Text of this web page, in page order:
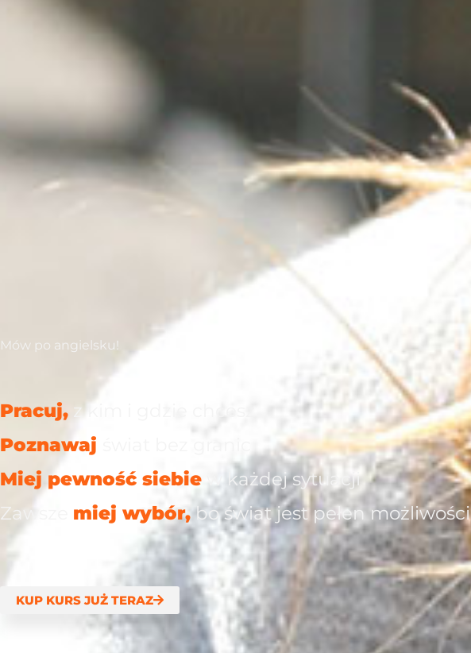
Mów po angielsku!
Pracuj, z kim i gdzie chcesz
Poznawaj
Miej pewność siebie w każdej sytuacji
Zawsze miej wybór,bo świat jest pełen możliwości
KUP KURS JUŻ TERAZ